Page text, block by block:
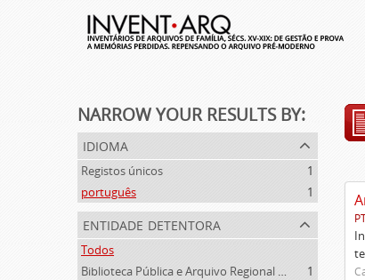
NARROW YOUR RESULTS BY:
idioma
Registos únicos
1
português
1
entidade detentora
Todos
Biblioteca Pública e Arquivo Regional de Ponta Delgada
1